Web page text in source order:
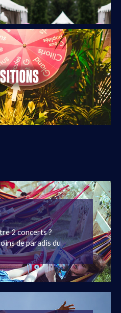
2 concerts ?
de paradis du